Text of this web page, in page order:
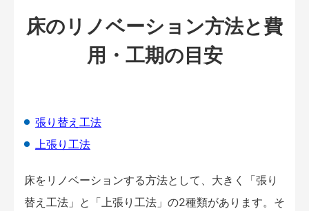
床のリノベーション方法と費
用・工期の目安
張り替え工法
上張り工法
床をリノベーションする方法として、大きく「張り
替え工法」と「上張り工法」の2種類があります。そ